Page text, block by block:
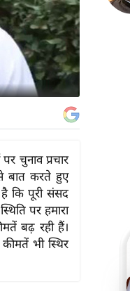
चुनाव प्रचार
बात करते हुए
​​है कि पूरी संसद
पर हमारा
बढ़ रही हैं।
भी स्थिर